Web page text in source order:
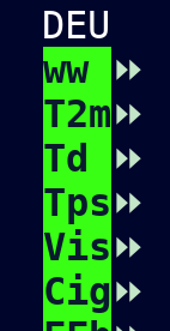
DEU
ww ⏩
T2m⏩
Td
⏩
Tps⏩
Vis⏩
Cig⏩